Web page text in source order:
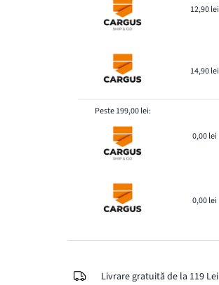
12,90 lei
14,90 lei
Peste 199,00 lei:
0,00 lei
0,00 lei
Livrare gratuită de la 119 Lei